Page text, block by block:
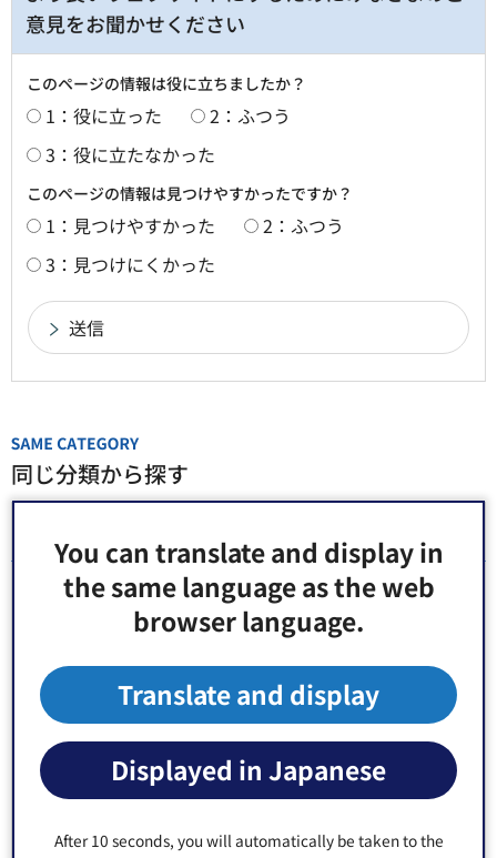
You can translate and display in
the same language as the web
browser language.
Translate and display
Displayed in Japanese
After 10 seconds, you will automatically be taken to the
意見をお聞かせください
このページの情報は役に立ちましたか？
1：役に立った
2：ふつう
3：役に立たなかった
このページの情報は見つけやすかったですか？
1：見つけやすかった
2：ふつう
3：見つけにくかった
同じ分類から探す
令和8年度発行
令和6年度発行
令和5年度発行
令和4年度発行